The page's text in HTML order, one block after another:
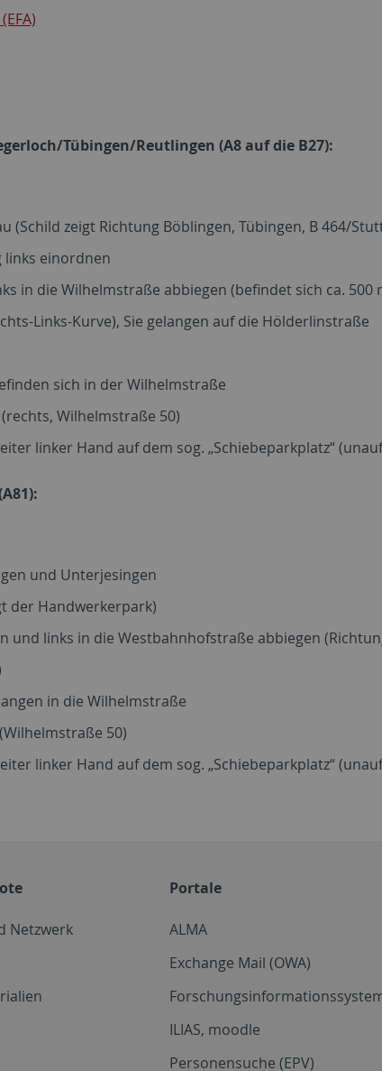
Tübingen/Reutlingen (A8 auf die B27):
(Schild zeigt Richtung Böblingen, Tübingen, B 464/
links einordnen
in die Wilhelmstraße abbiegen (befindet sich ca. 500
Links-Kurve), Sie gelangen auf die Hölderlinstraße
sich in der Wilhelmstraße
Wilhelmstraße 50)
linker Hand auf dem sog. „Schiebeparkplatz“
und Unterjesingen
der Handwerkerpark)
und links in die Westbahnhofstraße abbiegen
in die Wilhelmstraße
50)
linker Hand auf dem sog. „Schiebeparkplatz“
Netzwerk
Portale
ALMA
Exchange Mail (OWA)
ILIAS, moodle
Personensuche (EPV)